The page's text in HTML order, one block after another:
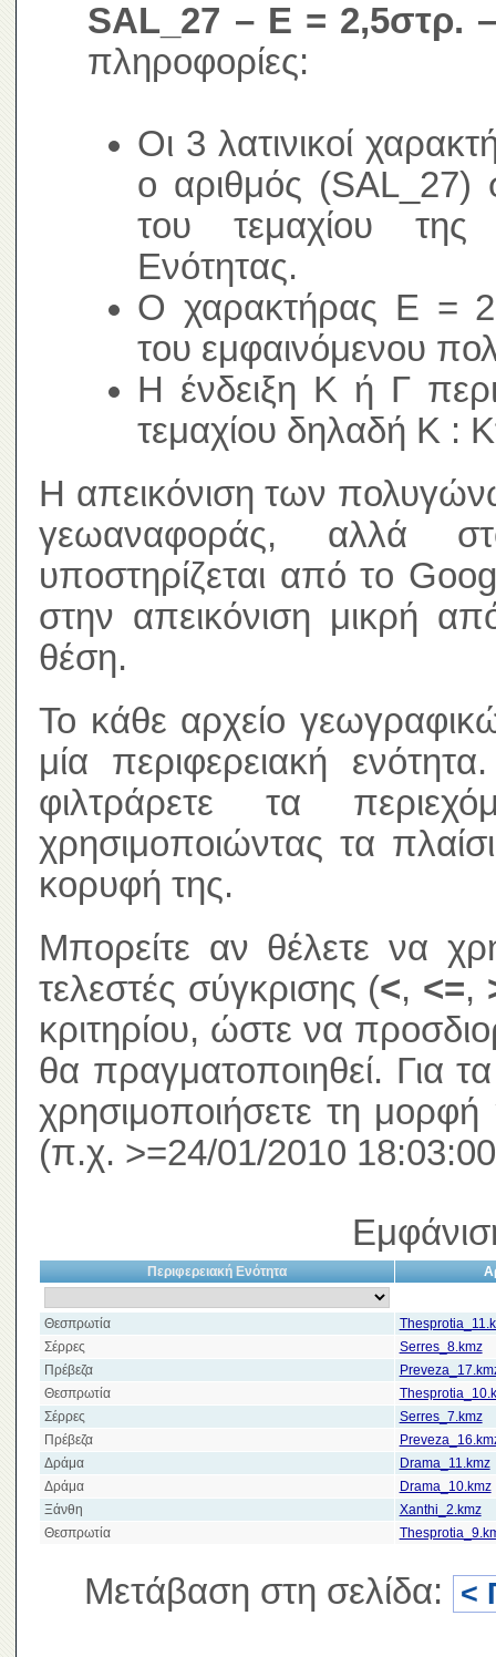
SAL_27 – E = 2,5στρ.
πληροφορίες:
Οι 3 λατινικοί
ο αριθμός (SAL_27)
του τεμαχίου της
Ενότητας.
Ο χαρακτήρας Ε =
του εμφαινόμενου
Η ένδειξη Κ ή Γ
τεμαχίου δηλαδή Κ :
Η απεικόνιση των
γεωαναφοράς, αλλά
υποστηρίζεται από το
στην απεικόνιση μικρή
θέση.
Το κάθε αρχείο
μία περιφερειακή
φιλτράρετε τα
χρησιμοποιώντας τα
κορυφή της.
Μπορείτε αν θέλετε να
τελεστές σύγκρισης (<, <=,
κριτηρίου, ώστε να
θα πραγματοποιηθεί. Για
χρησιμοποιήσετε τη
(π.χ. >=24/01/2010
Περιφερειακή Ενότητα
Θεσπρωτία
Σέρρες
Serres_8.kmz
Πρέβεζα
Θεσπρωτία
Σέρρες
Serres_7.kmz
Πρέβεζα
Δράμα
Drama_11.kmz
Δράμα
Drama_10.kmz
Ξάνθη
Xanthi_2.kmz
Θεσπρωτία
Μετάβαση στη σελίδα: <